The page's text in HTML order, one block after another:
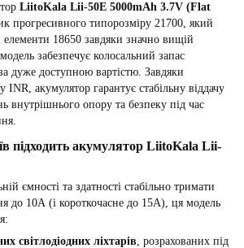
LiitoKala Lii-50E 5000mAh 3.7V (Flat
прогресивного типорозміру 21700, який
елементи 18650 завдяки значно вищій
забезпечує колосальний запас
дуже доступною вартістю. Завдяки
INR, акумулятор гарантує стабільну віддачу
внутрішнього опору та безпеку під час
підходить акумулятор LiitoKala Lii-
ємності та здатності стабільно тримати
до 10А (і короткочасне до 15А), ця модель
світлодіодних ліхтарів , розрахованих під